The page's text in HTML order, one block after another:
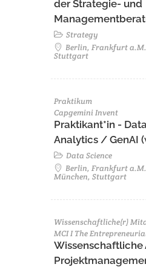
der Strategie- und
Strategy
Berlin, Frankfurt
Stuttgart
Praktikum
Capgemini Invent
Praktikant*in -
Analytics / GenAI
Data Science
Berlin, Frankfurt
München, Stuttgart
Wissenschaftliche(r)
MCI I The
Wissenschaftliche